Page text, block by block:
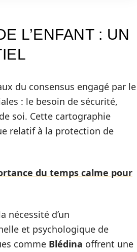
L’ENFANT : UN
du consensus engagé par le
: le besoin de sécurité,
soi. Cette cartographie
relatif à la protection de
du temps calme pour
nécessité d’un
et psychologique de
comme Blédina offrent une